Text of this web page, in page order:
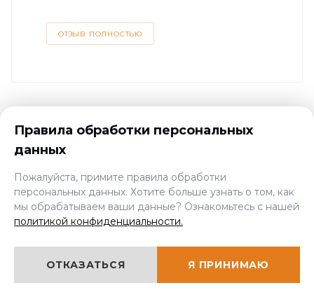
ОТЗЫВ ПОЛНОСТЬЮ
Правила обработки персональных
данных
Пожалуйста, примите правила обработки
персональных данных. Хотите больше узнать о том, как
мы обрабатываем ваши данные? Ознакомьтесь с нашей
политикой конфиденциальности.
ОТКАЗАТЬСЯ Я ПРИНИМАЮ